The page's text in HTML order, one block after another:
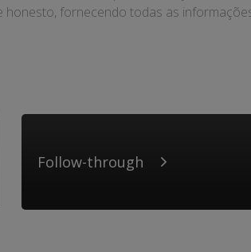
fornecendo todas as
Follow-through